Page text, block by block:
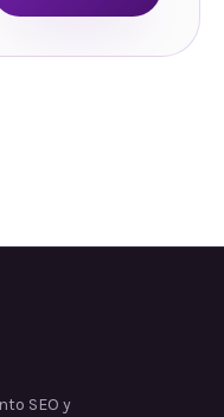
SEO y